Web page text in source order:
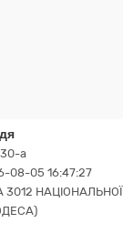
a
08-05 16:47:27
НАЦІОНАЛЬНОЇ